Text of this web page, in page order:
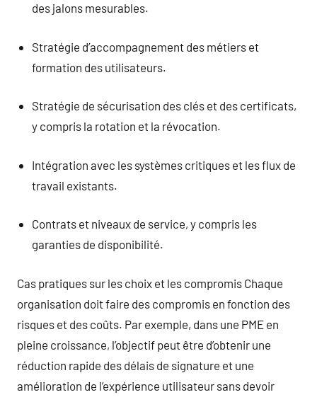
des jalons mesurables.
Stratégie d’accompagnement des métiers et
formation des utilisateurs.
Stratégie de sécurisation des clés et des certificats,
y compris la rotation et la révocation.
Intégration avec les systèmes critiques et les flux de
travail existants.
Contrats et niveaux de service, y compris les
garanties de disponibilité.
Cas pratiques sur les choix et les compromis Chaque
organisation doit faire des compromis en fonction des
risques et des coûts. Par exemple, dans une PME en
pleine croissance, l’objectif peut être d’obtenir une
réduction rapide des délais de signature et une
amélioration de l’expérience utilisateur sans devoir